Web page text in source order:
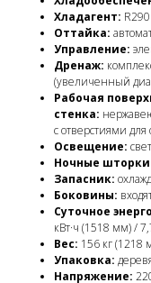
Хладагент:
Оттайка:
Управление:
Дренаж:
(увеличенный
Рабочая
стенка:
с отверстиями для
Освещение:
Ночные
Запасник:
Боковины:
Суточное
кВт·ч (1518 мм) /
Вес: 156 кг (1218
Упаковка:
Напряжение: